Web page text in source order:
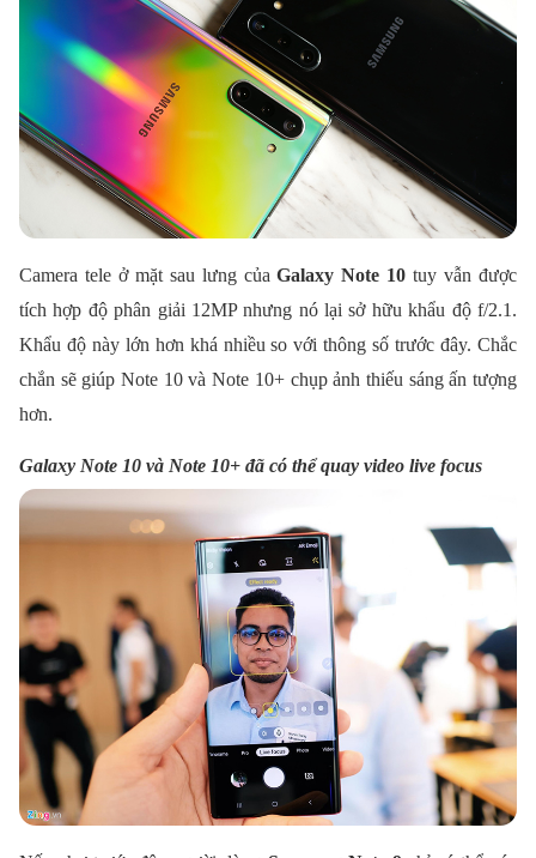
Camera tele ở mặt sau lưng củaGalaxy Note 10 tuy vẫn được
tích hợp độ phân giải 12MP nhưng nó lại sở hữu khẩu độ f/2.1.
Khẩu độ này lớn hơn khá nhiều so với thông số trước đây. Chắc
chắn sẽ giúp Note 10 và Note 10+ chụp ảnh thiếu sáng ấn tượng
hơn.
Galaxy Note 10 và Note 10+ đã có thể quay video live focus